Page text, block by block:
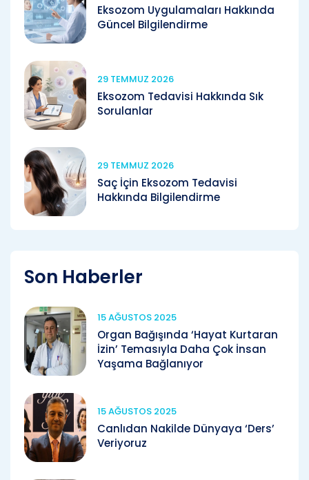
Eksozom Uygulamaları Hakkında
Güncel Bilgilendirme
29 TEMMUZ 2026
Eksozom Tedavisi Hakkında Sık
Sorulanlar
29 TEMMUZ 2026
Saç İçin Eksozom Tedavisi
Hakkında Bilgilendirme
Son Haberler
15 AĞUSTOS 2025
Organ Bağışında ‘Hayat Kurtaran
İzin’ Temasıyla Daha Çok İnsan
Yaşama Bağlanıyor
15 AĞUSTOS 2025
Canlıdan Nakilde Dünyaya ‘Ders’
Veriyoruz